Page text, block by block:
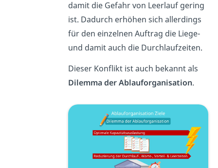
damit die Gefahr von Leerlauf gering
ist. Dadurch erhöhen sich allerdings
für den einzelnen Auftrag die Liege-
und damit auch die Durchlaufzeiten.
Dieser Konflikt ist auch bekannt als
Dilemma der Ablauforganisation.